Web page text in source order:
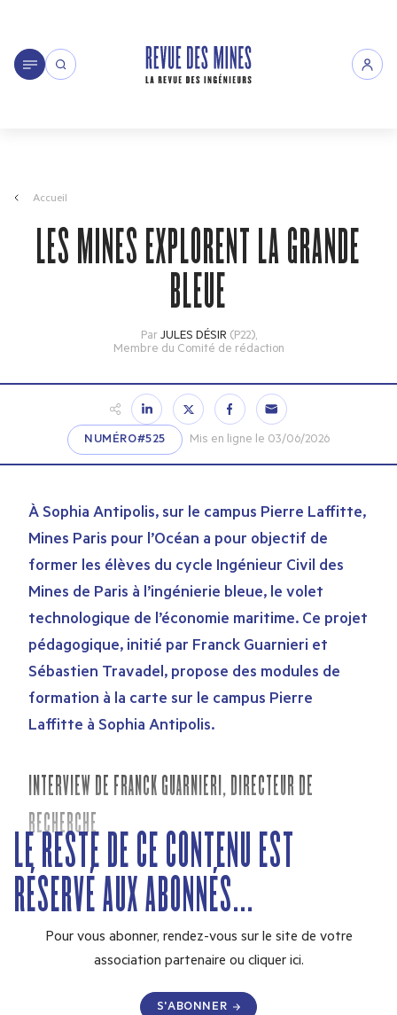
Accueil
LES MINES EXPLORENT LA GRANDE
BLEUE
Par JULES DÉSIR (P22),
Membre du Comité de rédaction
NUMÉRO#525 Mis en ligne le 03/06/2026
À Sophia Antipolis, sur le campus Pierre Laffitte,
Mines Paris pour l’Océan a pour objectif de
former les élèves du cycle Ingénieur Civil des
Mines de Paris à l’ingénierie bleue, le volet
technologique de l’économie maritime. Ce projet
pédagogique, initié par Franck Guarnieri et
Sébastien Travadel, propose des modules de
formation à la carte sur le campus Pierre
Laffitte à Sophia Antipolis.
INTERVIEW DE FRANCK GUARNIERI, DIRECTEUR DE
RECHERCHE
LE RESTE DE CE CONTENU EST
RÉSERVÉ AUX ABONNÉS...
Pour vous abonner, rendez-vous sur le site de votre
association partenaire ou cliquer ici.
S'ABONNER